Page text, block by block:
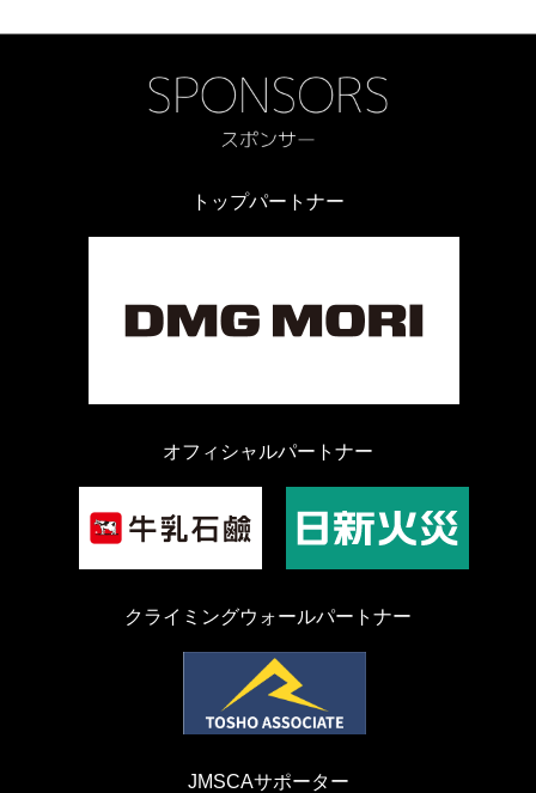
トップパートナー
オフィシャルパートナー
クライミングウォールパートナー
JMSCAサポーター